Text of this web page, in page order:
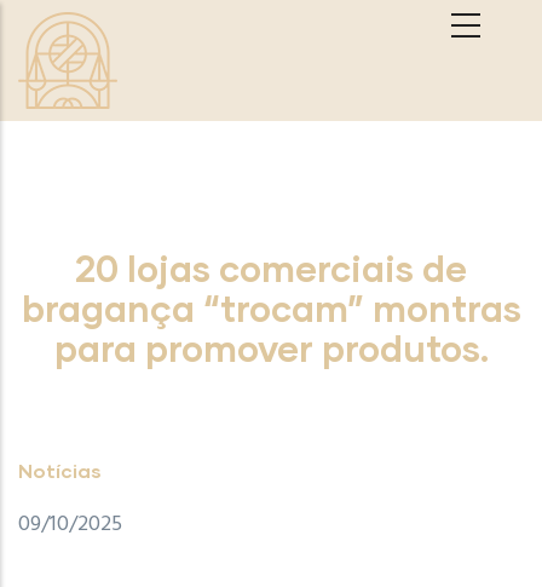
Passar para o conteúdo principal
20 lojas comerciais de
bragança “trocam” montras
para promover produtos.
Notícias
09/10/2025